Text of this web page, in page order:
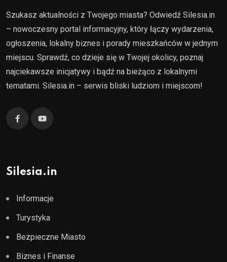
Szukasz aktualności z Twojego miasta? Odwiedź Silesia.in
– nowoczesny portal informacyjny, który łączy wydarzenia,
ogłoszenia, lokalny biznes i porady mieszkańców w jednym
miejscu. Sprawdź, co dzieje się w Twojej okolicy, poznaj
najciekawsze inicjatywy i bądź na bieżąco z lokalnymi
tematami. Silesia.in – serwis bliski ludziom i miejscom!
Silesia.in
Informacje
Turystyka
Bezpieczne Miasto
Biznes i Finanse